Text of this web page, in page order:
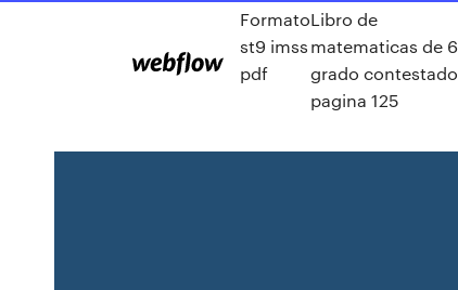
Formato
st9 imss
pdf
Libro de
matematicas de 6
grado contestado
pagina 125